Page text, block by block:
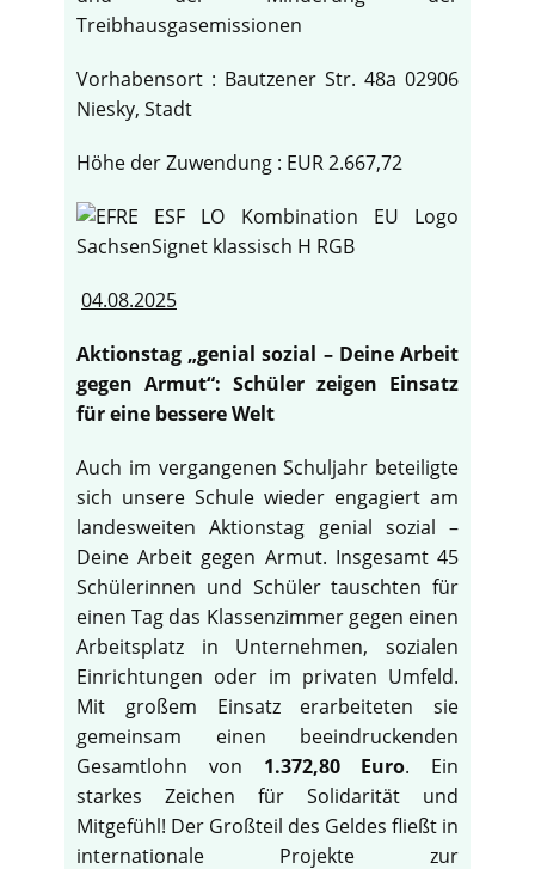
Treibhausgasemissionen
Vorhabensort : Bautzener Str. 48a 02906
Niesky, Stadt
Höhe der Zuwendung : EUR 2.667,72
04.08.2025
Aktionstag „genial sozial – Deine Arbeit
gegen Armut“: Schüler zeigen Einsatz
für eine bessere Welt
Auch im vergangenen Schuljahr beteiligte
sich unsere Schule wieder engagiert am
landesweiten Aktionstag genial sozial –
Deine Arbeit gegen Armut. Insgesamt 45
Schülerinnen und Schüler tauschten für
einen Tag das Klassenzimmer gegen einen
Arbeitsplatz in Unternehmen, sozialen
Einrichtungen oder im privaten Umfeld.
Mit großem Einsatz erarbeiteten sie
gemeinsam einen beeindruckenden
Gesamtlohn von 1.372,80 Euro. Ein
starkes Zeichen für Solidarität und
Mitgefühl! Der Großteil des Geldes fließt in
internationale Projekte zur